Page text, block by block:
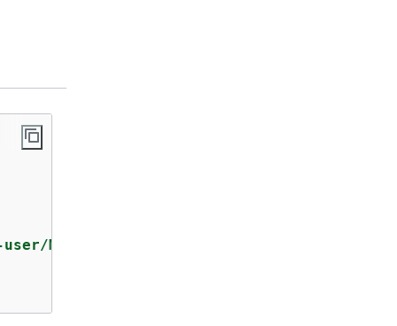
Manager*"